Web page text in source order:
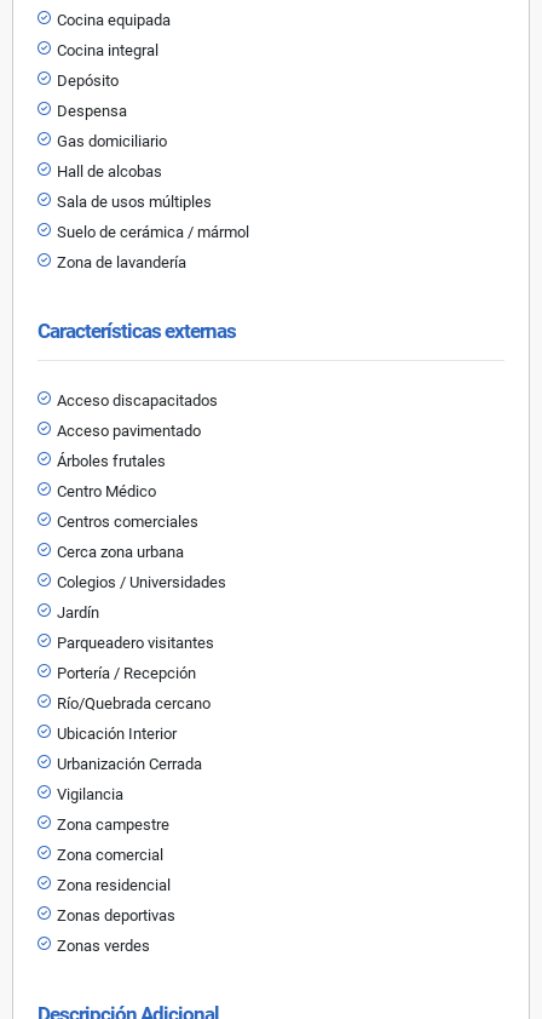
Cocina equipada
Cocina integral
Depósito
Despensa
Gas domiciliario
Hall de alcobas
Sala de usos múltiples
Suelo de cerámica / mármol
Zona de lavandería
Características externas
Acceso discapacitados
Acceso pavimentado
Árboles frutales
Centro Médico
Centros comerciales
Cerca zona urbana
Colegios / Universidades
Jardín
Parqueadero visitantes
Portería / Recepción
Río/Quebrada cercano
Ubicación Interior
Urbanización Cerrada
Vigilancia
Zona campestre
Zona comercial
Zona residencial
Zonas deportivas
Zonas verdes
Descripción Adicional